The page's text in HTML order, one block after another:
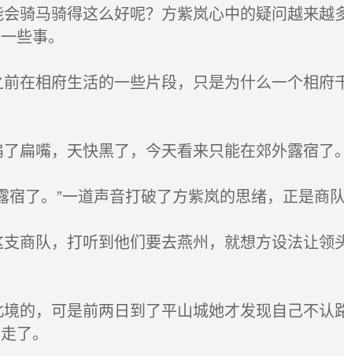
骑马骑得这么好呢？方紫岚心中的疑问越来越
些事。
在相府生活的一些片段，只是为什么一个相府
扁嘴，天快黑了，今天看来只能在郊外露宿了。
了。”一道声音打破了方紫岚的思绪，正是商队
商队，打听到他们要去燕州，就想方设法让领
的，可是前两日到了平山城她才发现自己不认
了。